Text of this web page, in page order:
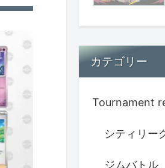
カテゴリー
Tournament
シティリー
ジムバトル